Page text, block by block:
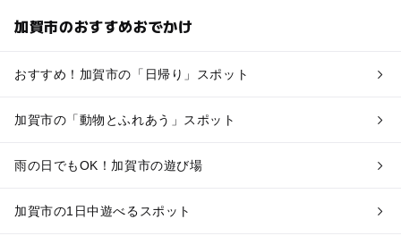
加賀市のおすすめおでかけ
おすすめ！加賀市の「日帰り」スポット
加賀市の「動物とふれあう」スポット
雨の日でもOK！加賀市の遊び場
加賀市の1日中遊べるスポット